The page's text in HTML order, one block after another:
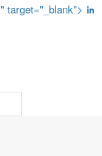
" target="_blank">